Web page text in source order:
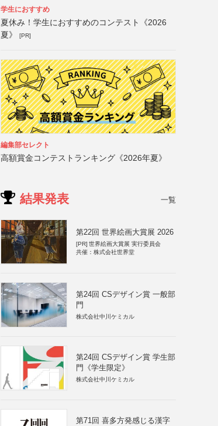
学生におすすめ
夏休み！学生におすすめのコンテスト《2026
夏》
[PR]
編集部セレクト
高額賞金コンテストランキング《2026年夏》
結果発表 一覧
第22回 世界絵画大賞展 2026
[PR] 世界絵画大賞展 実行委員会
共催：株式会社世界堂
第24回 CSデザイン賞 一般部
門
株式会社中川ケミカル
第24回 CSデザイン賞 学生部
門《学生限定》
株式会社中川ケミカル
第71回 喜多方発感じる漢字